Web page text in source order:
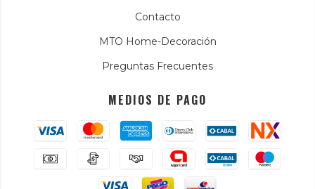
Contacto
MTO Home-Decoración
Preguntas Frecuentes
MEDIOS DE PAGO